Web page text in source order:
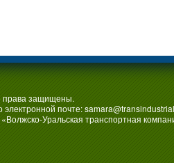
права защищены.
почте:
Уральская транспортная